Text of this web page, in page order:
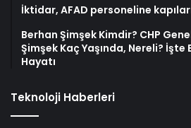
İktidar, AFAD personeline
Berhan Şimşek Kimdir? CHP
Şimşek Kaç Yaşında, Nereli?
Hayatı
Teknoloji Haberleri